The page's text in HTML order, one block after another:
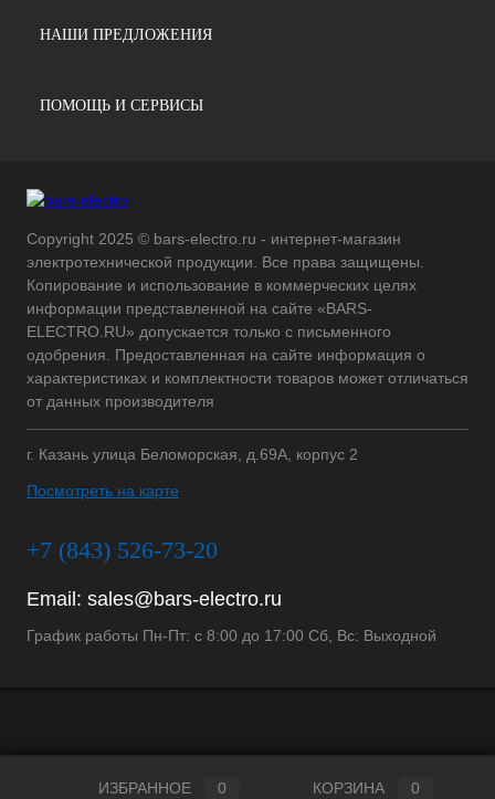
НАШИ ПРЕДЛОЖЕНИЯ
ПОМОЩЬ И СЕРВИСЫ
Copyright 2025 © bars-electro.ru - интернет-магазин
электротехнической продукции. Все права защищены.
Копирование и использование в коммерческих целях
информации представленной на сайте «BARS-
ELECTRO.RU» допускается только с письменного
одобрения. Предоставленная на сайте информация о
характеристиках и комплектности товаров может отличаться
от данных производителя
г. Казань улица Беломорская, д.69А, корпус 2
Посмотреть на карте
+7 (843) 526-73-20
Email: sales@bars-electro.ru
График работы Пн-Пт: с 8:00 до 17:00 Сб, Вс: Выходной
ИЗБРАННОЕ 0 КОРЗИНА 0